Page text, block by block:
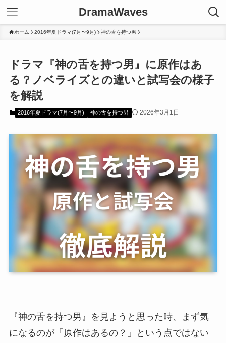
DramaWaves
ホーム 2016年夏ドラマ(7月〜9月) 神の舌を持つ男
ドラマ『神の舌を持つ男』に原作はあ
る？ノベライズとの違いと試写会の様子
を解説
2016年夏ドラマ(7月〜9月) 神の舌を持つ男 2026年3月1日
『神の舌を持つ男』を見ようと思った時、まず気
になるのが「原作はあるの？」という点ではない